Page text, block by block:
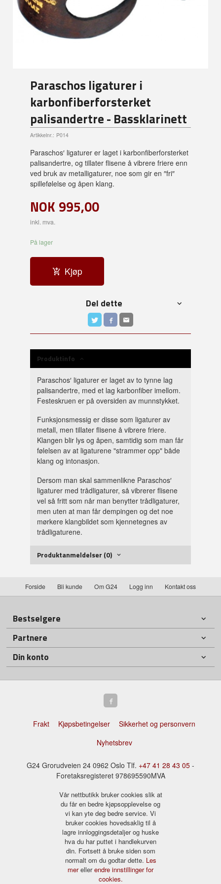
Paraschos ligaturer i
karbonfiberforsterket
palisandertre - Bassklarinett
Artikkelnr.: P014
Paraschos′ ligaturer er laget i karbonfiberforsterket
palisandertre, og tillater flisene å vibrere friere enn
ved bruk av metalligaturer, noe som gir en ″fri″
spillefølelse og åpen klang.
NOK 995,00
inkl. mva.
På lager
Kjøp
Del dette
Produktinfo
Paraschos′ ligaturer er laget av to tynne lag
palisandertre, med et lag karbonfiber imellom.
Festeskruen er på oversiden av munnstykket.
Funksjonsmessig er disse som ligaturer av
metall, men tillater flisene å vibrere friere.
Klangen blir lys og åpen, samtidig som man får
følelsen av at ligaturene "strammer opp" både
klang og intonasjon.
Dersom man skal sammenlikne Paraschos′
ligaturer med trådligaturer, så vibrerer flisene
vel så fritt som når man benytter trådligaturer,
men uten at man får dempingen og det noe
mørkere klangbildet som kjennetegnes av
trådligaturene.
Produktanmeldelser (0)
Forside Bli kunde Om G24 Logg inn Kontakt oss
Bestselgere
Partnere
Din konto
Frakt Kjøpsbetingelser
Sikkerhet og personvern
Nyhetsbrev
G24 Grorudveien 24 0962 Oslo Tlf. +47 41 28 43 05 -
Foretaksregisteret 978695590MVA
Vår nettbutikk bruker cookies slik at
du får en bedre kjøpsopplevelse og
vi kan yte deg bedre service. Vi
bruker cookies hovedsaklig til å
lagre innloggingsdetaljer og huske
hva du har puttet i handlekurven
din. Fortsett å bruke siden som
normalt om du godtar dette. Les
merellerendre innstillinger for
cookies.